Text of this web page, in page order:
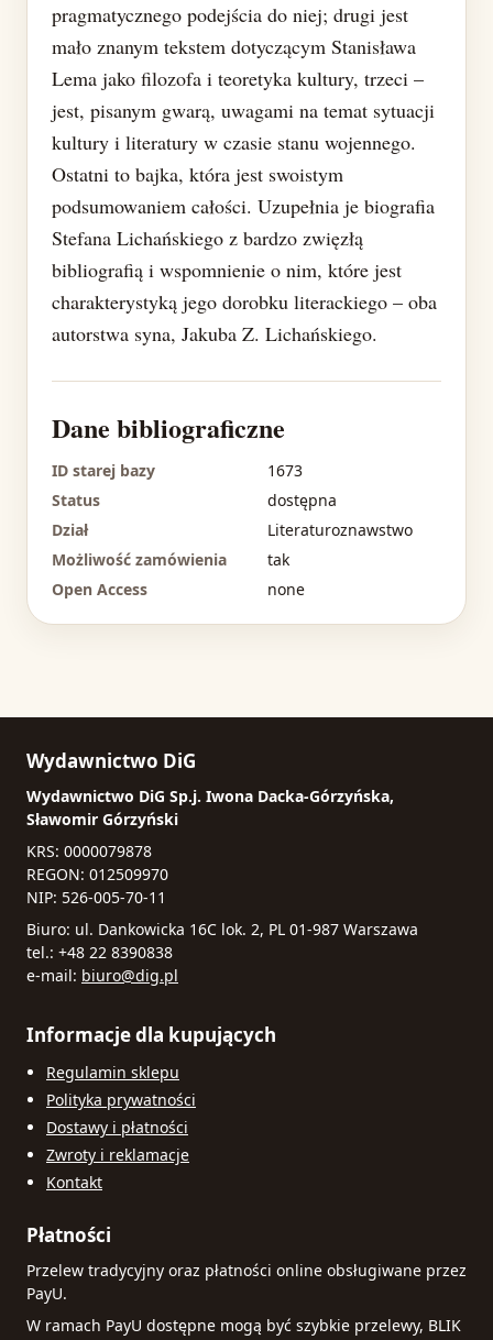
pragmatycznego podejścia do niej; drugi jest
mało znanym tekstem dotyczącym Stanisława
Lema jako filozofa i teoretyka kultury, trzeci –
jest, pisanym gwarą, uwagami na temat sytuacji
kultury i literatury w czasie stanu wojennego.
Ostatni to bajka, która jest swoistym
podsumowaniem całości. Uzupełnia je biografia
Stefana Lichańskiego z bardzo zwięzłą
bibliografią i wspomnienie o nim, które jest
charakterystyką jego dorobku literackiego – oba
autorstwa syna, Jakuba Z. Lichańskiego.
Dane bibliograficzne
ID starej bazy
1673
Status
dostępna
Dział
Literaturoznawstwo
Możliwość zamówienia
tak
Open Access
none
Wydawnictwo DiG
Wydawnictwo DiG Sp.j. Iwona Dacka-Górzyńska,
Sławomir Górzyński
KRS: 0000079878
REGON: 012509970
NIP: 526-005-70-11
Biuro: ul. Dankowicka 16C lok. 2, PL 01-987 Warszawa
tel.: +48 22 8390838
e-mail: biuro@dig.pl
Informacje dla kupujących
Regulamin sklepu
Polityka prywatności
Dostawy i płatności
Zwroty i reklamacje
Kontakt
Płatności
Przelew tradycyjny oraz płatności online obsługiwane przez
PayU.
W ramach PayU dostępne mogą być szybkie przelewy, BLIK